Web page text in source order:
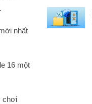
nhất
16 một
chơi